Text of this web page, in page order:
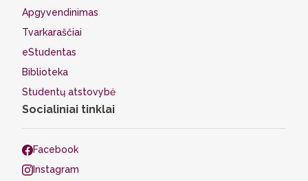
Apgyvendinimas
Tvarkaraščiai
eStudentas
Biblioteka
Studentų atstovybė
Socialiniai tinklai
Facebook
Instagram